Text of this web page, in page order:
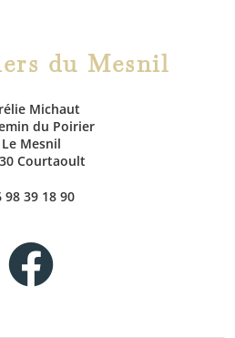
du Mesnil
Michaut
du Poirier
Le Mesnil
Courtaoult
98 39 18 90